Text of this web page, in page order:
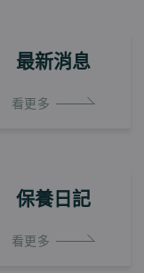
最新消息
看更多
保養日記
看更多